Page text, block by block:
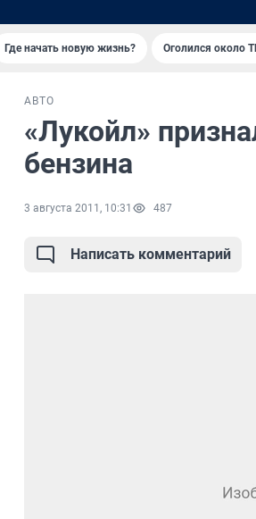
Где начать новую жизнь? Оголился около
АВТО
«Лукойл»
бензина
3 августа 2011, 10:31 487
Написать комментарий